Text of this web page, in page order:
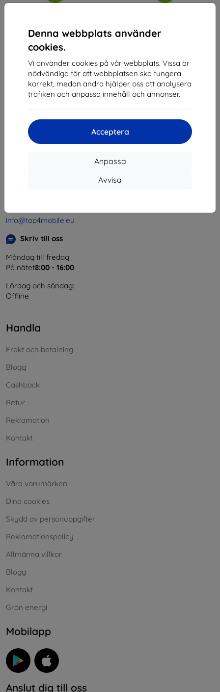
Denna webbplats använder
cookies.
Vi använder cookies på vår webbplats. Vissa är
nödvändiga för att webbplatsen ska fungera
korrekt, medan andra hjälper oss att analysera
trafiken och anpassa innehåll och annonser.
Acceptera
Anpassa
Avvisa
av totalt4.
Shield-SK s.r.o.
46701494
Momsregistreringsnummer:SK2023549671
info@top4mobile.eu
Skriv till oss
Måndag till fredag:
På nätet8:00 - 16:00
Lördag och söndag:
Offline
Handla
Frakt och betalning
Blogg
Cashback
Retur
Reklamation
Kontakt
Information
Våra varumärken
Dina cookies
Skydd av personuppgifter
Reklamationspolicy
Allmänna villkor
Blogg
Kontakt
Grön energi
Mobilapp
Anslut dig till oss